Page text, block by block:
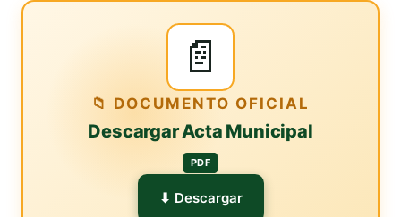
📄
📁 DOCUMENTO OFICIAL
Descargar Acta Municipal
PDF
⬇ Descargar